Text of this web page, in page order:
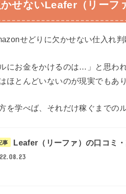
せないLeafer（リーフ
せどりに欠かせない仕入れ判
にお金をかけるのは…」と思わ
ほとんどいないのが現実でもあり
を学べば、それだけ稼ぐまでの
事 Leafer（リーファ）の口コミ